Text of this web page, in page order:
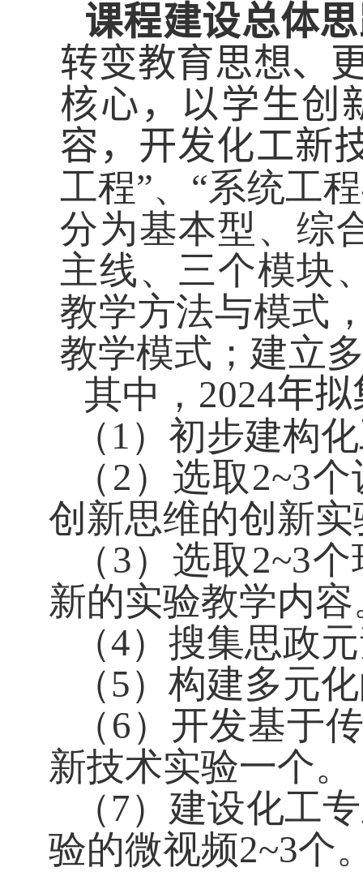
课程建设总体
转变教育思想、
核心，以学生创
容，开发化工新
工程”、“系统工
分为基本型、综
主线、三个模块
教学方法与模式
教学模式；建立
其中， 2024年拟
（ 1）初步建构
（ 2 ）选取2~3个
创新思维的创新
（ 3）选取2~3个
新的实验教学内容
（4）搜集思政
（5）构建多元
（6）开发基于
新技术实验一个。
（7）建设化工
验的微视频2~3个